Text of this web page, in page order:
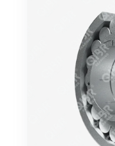
Schockfestigkeit
Lebensdauer